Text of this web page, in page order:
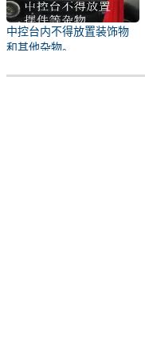
中控台内不得放置装饰物
和其他杂物。